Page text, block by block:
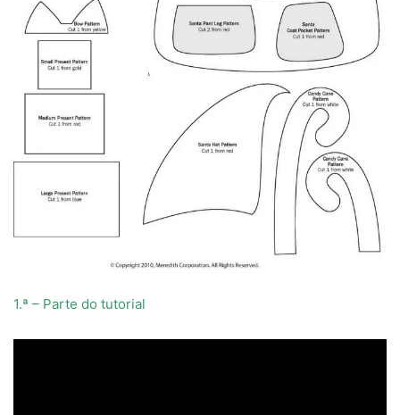
1.ª – Parte do tutorial